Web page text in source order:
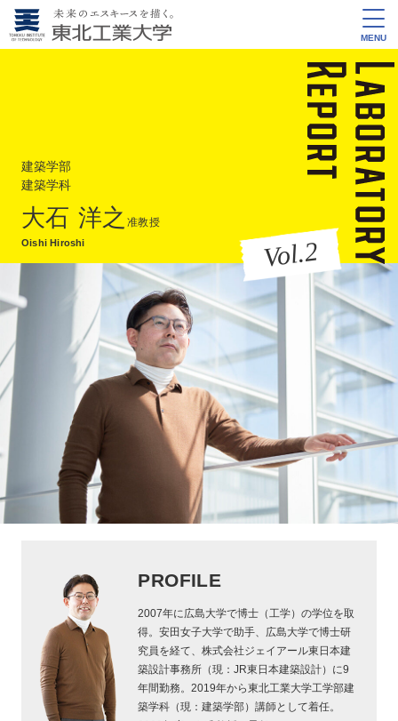
MENU
Vol.2
建築学部
建築学科
大石 洋之 准教授
Oishi Hiroshi
PROFILE
2007年に広島大学で博士（工学）の学位を取
得。安田女子大学で助手、広島大学で博士研
究員を経て、株式会社ジェイアール東日本建
築設計事務所（現：JR東日本建築設計）に9
年間勤務。2019年から東北工業大学工学部建
築学科（現：建築学部）講師として着任。